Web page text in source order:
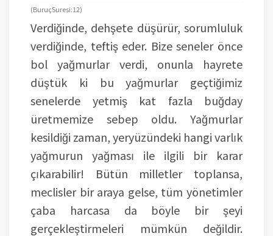
(Buruç Suresi: 12)
Verdiğinde, dehşete düşürür, sorumluluk
verdiğinde, teftiş eder. Bize seneler önce
bol yağmurlar verdi, onunla hayrete
düştük ki bu yağmurlar geçtiğimiz
senelerde yetmiş kat fazla buğday
üretmemize sebep oldu. Yağmurlar
kesildiği zaman, yeryüzündeki hangi varlık
yağmurun yağması ile ilgili bir karar
çıkarabilir! Bütün milletler toplansa,
meclisler bir araya gelse, tüm yönetimler
çaba harcasa da böyle bir şeyi
gerçekleştirmeleri mümkün değildir.